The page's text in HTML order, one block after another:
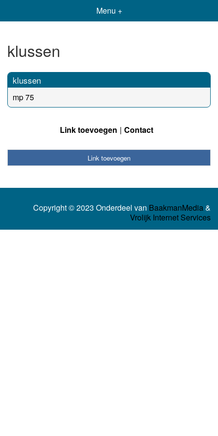
Menu +
klussen
klussen
mp 75
Link toevoegen Contact
Link toevoegen
Copyright © 2023 Onderdeel van BaakmanMedia&
Vrolijk Internet Services